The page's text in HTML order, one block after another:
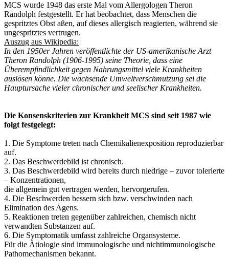
MCS wurde 1948 das erste Mal vom Allergologen Theron
Randolph festgestellt. Er hat beobachtet, dass Menschen die
gespritztes Obst aßen, auf dieses allergisch reagierten, während sie
ungespritztes vertrugen.
Auszug aus Wikipedia:
In den 1950er Jahren veröffentlichte der US-amerikanische Arzt
Theron Randolph (1906-1995) seine Theorie, dass eine
Überempfindlichkeit gegen Nahrungsmittel viele Krankheiten
auslösen könne. Die wachsende Umweltverschmutzung sei die
Hauptursache vieler chronischer und seelischer Krankheiten.
Die Konsenskriterien zur Krankheit MCS sind seit 1987 wie
folgt festgelegt:
1. Die Symptome treten nach Chemikalienexposition reproduzierbar
auf.
2. Das Beschwerdebild ist chronisch.
3. Das Beschwerdebild wird bereits durch niedrige – zuvor tolerierte
– Konzentrationen,
die allgemein gut vertragen werden, hervorgerufen.
4. Die Beschwerden bessern sich bzw. verschwinden nach
Elimination des Agens.
5. Reaktionen treten gegenüber zahlreichen, chemisch nicht
verwandten Substanzen auf.
6. Die Symptomatik umfasst zahlreiche Organsysteme.
Für die Ätiologie sind immunologische und nichtimmunologische
Pathomechanismen bekannt.